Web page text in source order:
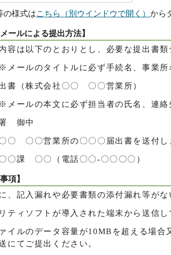
の様式はこちら （別ウインドウで開く） から
メールによる提出方法】
容は以下のとおりとし、必要な提出書
※メールのタイトルに必ず手続名、事業所
書（株式会社〇〇 〇〇営業所）
※メールの本文に必ず担当者の氏名、連絡
御中
〇 〇〇営業所の〇〇〇届出書を送付し
〇課 〇〇（電話〇〇-〇〇〇〇）
項】
、記入漏れや必要書類の添付漏れ等が
ティソフトが導入された端末から送信し
イルのデータ容量が10MBを超える場
にてご提出ください。